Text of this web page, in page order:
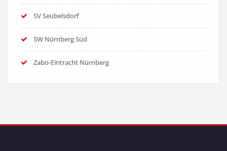
SV Seubelsdorf
SW Nürnberg Süd
Zabo-Eintracht Nürnberg